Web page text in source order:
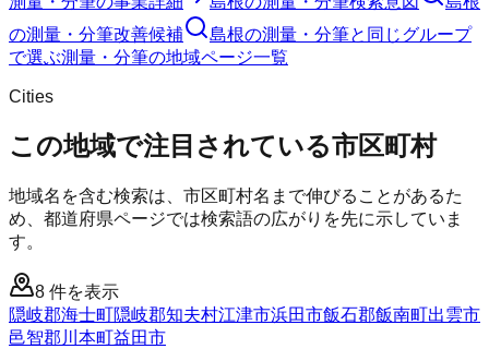
の測量・分筆改善候補
島根の測量・分筆と同じグループ
で選ぶ測量・分筆の地域ページ一覧
Cities
この地域で注目されている市区町村
地域名を含む検索は、市区町村名まで伸びることがあるた
め、都道府県ページでは検索語の広がりを先に示していま
す。
8 件を表示
隠岐郡海士町隠岐郡知夫村江津市浜田市飯石郡飯南町出雲市
邑智郡川本町益田市